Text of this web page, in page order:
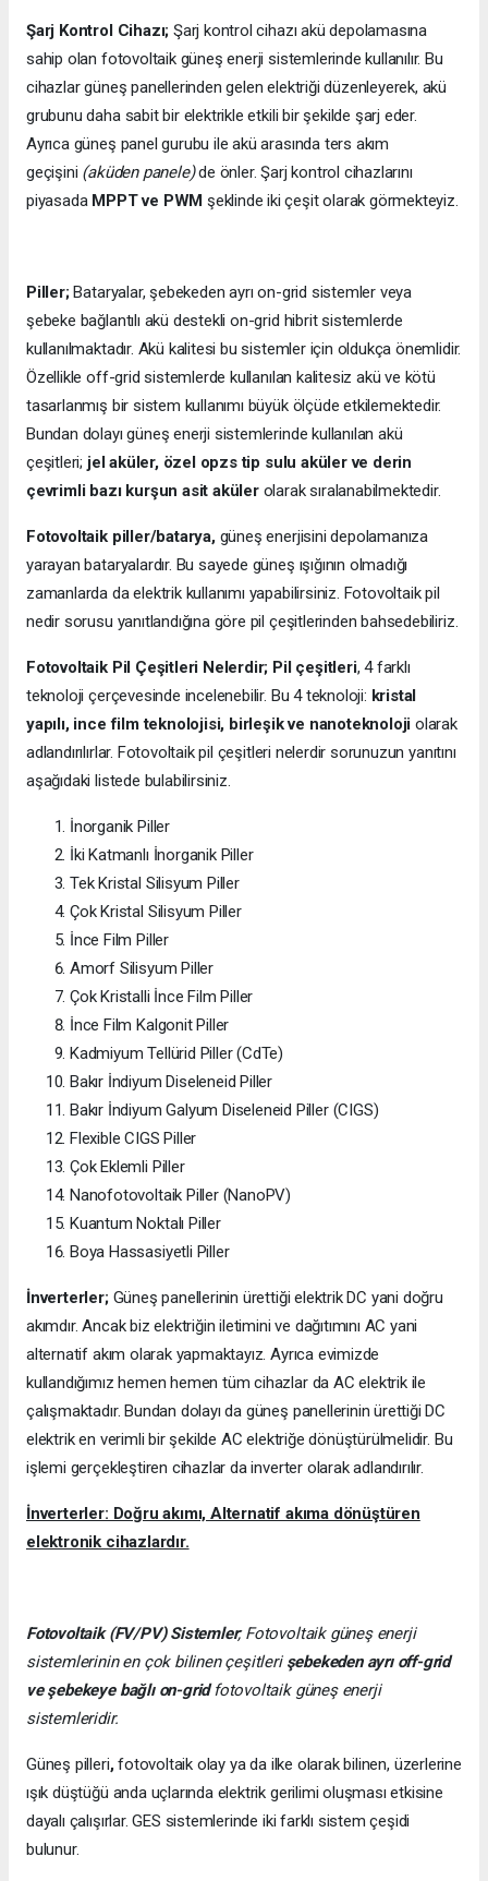
Şarj Kontrol Cihazı; Şarj kontrol cihazı akü depolamasına
sahip olan fotovoltaik güneş enerji sistemlerinde kullanılır. Bu
cihazlar güneş panellerinden gelen elektriği düzenleyerek, akü
grubunu daha sabit bir elektrikle etkili bir şekilde şarj eder.
Ayrıca güneş panel gurubu ile akü arasında ters akım
geçişini (aküden panele)de önler. Şarj kontrol cihazlarını
piyasada MPPT ve PWM şeklinde iki çeşit olarak görmekteyiz.
Piller;Bataryalar, şebekeden ayrı on-grid sistemler veya
şebeke bağlantılı akü destekli on-grid hibrit sistemlerde
kullanılmaktadır. Akü kalitesi bu sistemler için oldukça önemlidir.
Özellikle off-grid sistemlerde kullanılan kalitesiz akü ve kötü
tasarlanmış bir sistem kullanımı büyük ölçüde etkilemektedir.
Bundan dolayı güneş enerji sistemlerinde kullanılan akü
çeşitleri; jel aküler, özel opzs tip sulu aküler ve derin
çevrimli bazı kurşun asit akülerolarak sıralanabilmektedir.
Fotovoltaik piller/batarya,güneş enerjisini depolamanıza
yarayan bataryalardır. Bu sayede güneş ışığının olmadığı
zamanlarda da elektrik kullanımı yapabilirsiniz. Fotovoltaik pil
nedir sorusu yanıtlandığına göre pil çeşitlerinden bahsedebiliriz.
Fotovoltaik Pil Çeşitleri Nelerdir; Pil çeşitleri, 4 farklı
teknoloji çerçevesinde incelenebilir. Bu 4 teknoloji: kristal
yapılı, ince film teknolojisi, birleşik ve nanoteknoloji olarak
adlandırılırlar. Fotovoltaik pil çeşitleri nelerdir sorunuzun yanıtını
aşağıdaki listede bulabilirsiniz.
İnorganik Piller
İki Katmanlı İnorganik Piller
Tek Kristal Silisyum Piller
Çok Kristal Silisyum Piller
İnce Film Piller
Amorf Silisyum Piller
Çok Kristalli İnce Film Piller
İnce Film Kalgonit Piller
Kadmiyum Tellürid Piller (CdTe)
Bakır İndiyum Diseleneid Piller
Bakır İndiyum Galyum Diseleneid Piller (CIGS)
Flexible CIGS Piller
Çok Eklemli Piller
Nanofotovoltaik Piller (NanoPV)
Kuantum Noktalı Piller
Boya Hassasiyetli Piller
İnverterler;Güneş panellerinin ürettiği elektrik DC yani doğru
akımdır. Ancak biz elektriğin iletimini ve dağıtımını AC yani
alternatif akım olarak yapmaktayız. Ayrıca evimizde
kullandığımız hemen hemen tüm cihazlar da AC elektrik ile
çalışmaktadır. Bundan dolayı da güneş panellerinin ürettiği DC
elektrik en verimli bir şekilde AC elektriğe dönüştürülmelidir. Bu
işlemi gerçekleştiren cihazlar da inverter olarak adlandırılır.
İnverterler: Doğru akımı, Alternatif akıma dönüştüren
elektronik cihazlardır.
Fotovoltaik (FV/PV) Sistemler; Fotovoltaik güneş enerji
sistemlerinin en çok bilinen çeşitleri şebekeden ayrı off-grid
ve şebekeye bağlı on-gridfotovoltaik güneş enerji
sistemleridir.
Güneş pilleri,fotovoltaik olay ya da ilke olarak bilinen, üzerlerine
ışık düştüğü anda uçlarında elektrik gerilimi oluşması etkisine
dayalı çalışırlar. GES sistemlerinde iki farklı sistem çeşidi
bulunur.